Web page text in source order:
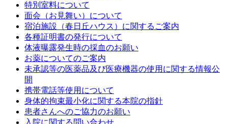
特別室料について
面会（お見舞い）について
宿泊施設（春日丘ハウス）に関するご案内
各種証明書の発行について
体液曝露発生時の採血のお願い
お薬についてのご案内
未承認等の医薬品及び医療機器の使用に関する情報公
開
携帯電話等使用について
身体的拘束最小化に関する本院の指針
患者さんへのご協力のお願い